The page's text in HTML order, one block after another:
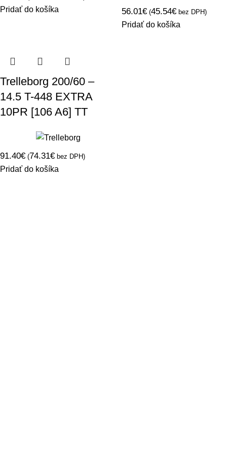
Pridať do košíka 56.01€ (45.54€bez DPH)
Pridať do košíka
Trelleborg 200/60 –
14.5 T-448 EXTRA
10PR [106 A6] TT
91.40€ (74.31€ bez DPH)
Pridať do košíka